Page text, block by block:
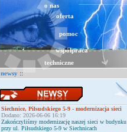
o nas
oferta
pomoc
współpraca
techniczne
newsy ::
Siechnice, Piłsudskiego 5-9 - modernizacja sieci
Dodano: 2026-06-06 16:19
Zakończyliśmy modernizację naszej sieci w budynku
przy ul. Piłsudskiego 5-9 w Siechnicach